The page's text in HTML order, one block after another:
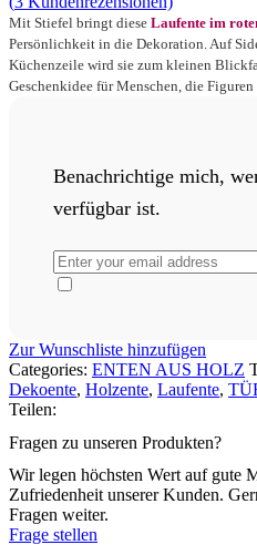
Mit Stiefel bringt diese Laufente im
Persönlichkeit in die Dekoration. Auf
Küchenzeile wird sie zum kleinen
Geschenkidee für Menschen, die
Benachrichtige mich,
verfügbar ist.
Zur Wunschliste hinzufügen
Categories: ENTEN AUS HOLZ
Dekoente, Holzente, Laufente,
Teilen:
Fragen zu unseren Produkten?
Wir legen höchsten Wert auf gute
Zufriedenheit unserer Kunden.
Fragen weiter.
Frage stellen